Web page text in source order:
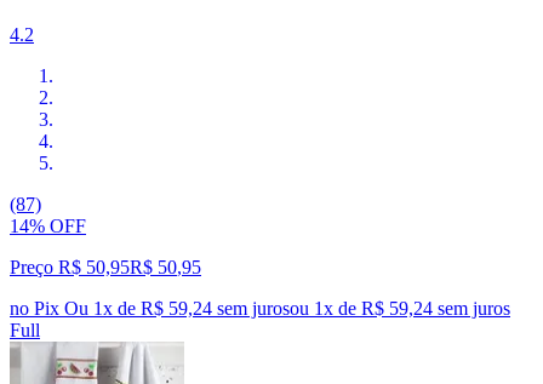
4.2
(87)
14% OFF
Preço R$ 50,95R$ 50,95
no Pix Ou 1x de R$ 59,24 sem jurosou 1x de R$ 59,24 sem juros
Full